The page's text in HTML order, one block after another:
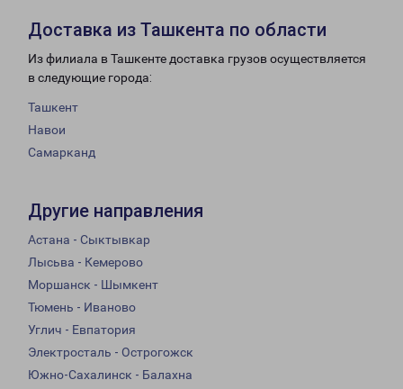
Доставка из Ташкента по области
Из филиала в Ташкенте доставка грузов осуществляется
в следующие города:
Ташкент
Навои
Самарканд
Другие направления
Астана - Сыктывкар
Лысьва - Кемерово
Моршанск - Шымкент
Тюмень - Иваново
Углич - Евпатория
Электросталь - Острогожск
Южно-Сахалинск - Балахна